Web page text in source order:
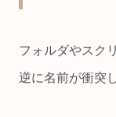
フォルダやスク
逆に名前が衝突